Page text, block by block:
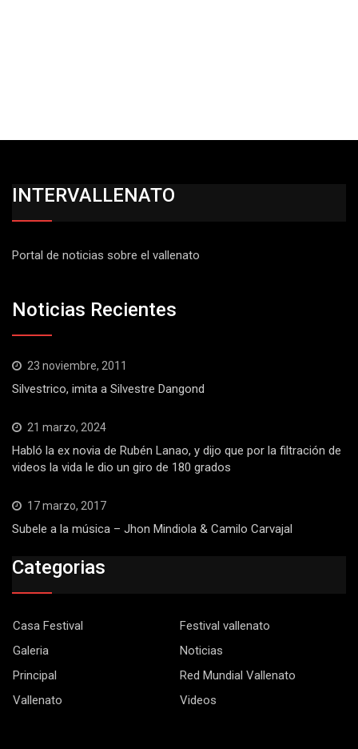
INTERVALLENATO
Portal de noticias sobre el vallenato
Noticias Recientes
23 noviembre, 2011
Silvestrico, imita a Silvestre Dangond
21 marzo, 2024
Habló la ex novia de Rubén Lanao, y dijo que por la filtración de
videos la vida le dio un giro de 180 grados
17 marzo, 2017
Subele a la música – Jhon Mindiola & Camilo Carvajal
Categorias
Casa Festival
Festival vallenato
Galeria
Noticias
Principal
Red Mundial Vallenato
Vallenato
Videos